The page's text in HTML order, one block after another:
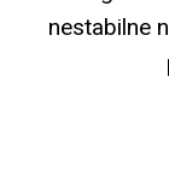
nestabilne